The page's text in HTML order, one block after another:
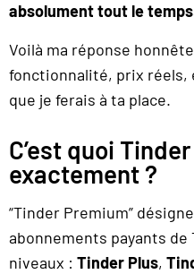
absolument tout le
Voilà ma réponse
fonctionnalité, prix réels,
que je ferais à ta place.
C’est quoi
exactement ?
“Tinder Premium”
abonnements payants
niveaux : Tinder Plus,